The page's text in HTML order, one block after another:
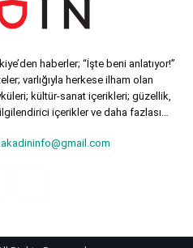
haberler; “İşte beni anlatıyor!”
varlığıyla herkese ilham olan
kültür-sanat içerikleri; güzellik,
içerikler ve daha fazlası…